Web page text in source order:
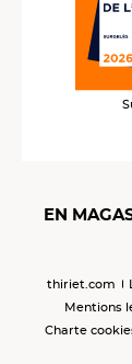
EN
thiriet.com
Mentions
Charte